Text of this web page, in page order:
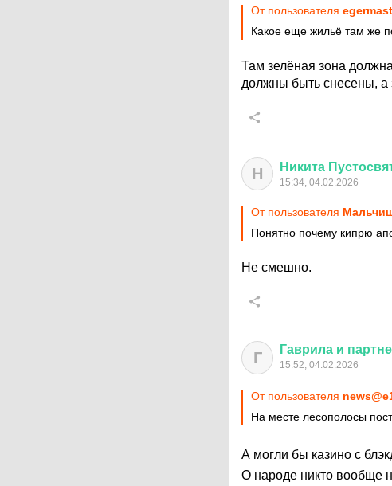
От пользователя
Какое еще жильё там же
Там зелёная зона
должны быть снесены, а
Н Никита
15:34, 04.02.2026
От пользователя
Понятно почему кипрю
Не смешно.
Г Гаврила и
15:52, 04.02.2026
От пользователя
На месте лесополосы
А могли бы казино с
О народе никто вообще